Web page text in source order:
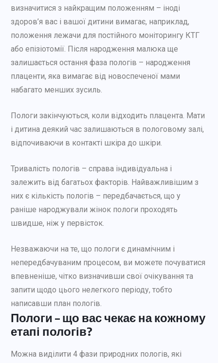
визначитися з найкращим положенням – іноді
здоров’я вас і вашої дитини вимагає, наприклад,
положення лежачи для постійного моніторингу КТГ
або епізіотомії. Після народження малюка ще
залишається остання фаза пологів – народження
плаценти, яка вимагає від новоспеченої мами
набагато менших зусиль.
Пологи закінчуються, коли відходить плацента. Мати
і дитина деякий час залишаються в пологовому залі,
відпочиваючи в контакті шкіра до шкіри.
Тривалість пологів – справа індивідуальна і
залежить від багатьох факторів. Найважливішим з
них є кількість пологів – передбачається, що у
раніше народжували жінок пологи проходять
швидше, ніж у первісток.
Незважаючи на те, що пологи є динамічним і
непередбачуваним процесом, ви можете почуватися
впевненіше, чітко визначивши свої очікування та
запити щодо цього нелегкого періоду, тобто
написавши план пологів.
Пологи – що вас чекає на кожному
етапі пологів?
Можна виділити 4 фази природних пологів, які